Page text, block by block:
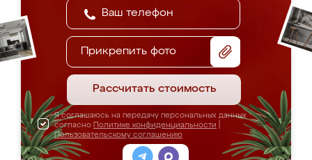
Прикрепить фото
Рассчитать стоимость
Я соглашаюсь на передачу персональных данных
согласно Политике конфиденциальности
Пользовательскому соглашению